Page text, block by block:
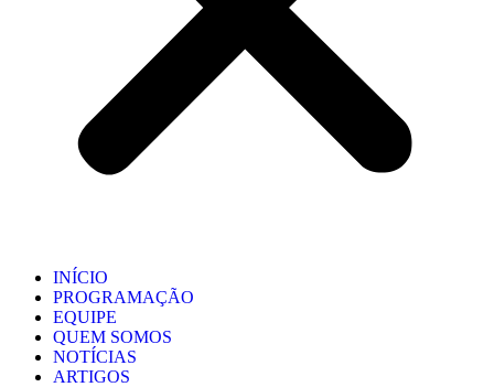
INÍCIO
PROGRAMAÇÃO
EQUIPE
QUEM SOMOS
NOTÍCIAS
ARTIGOS